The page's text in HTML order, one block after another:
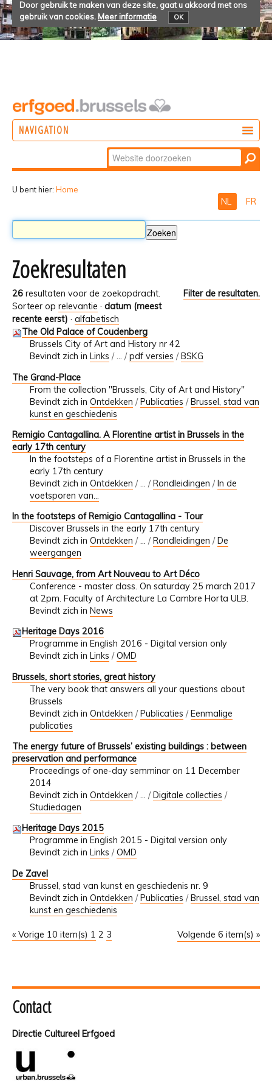
Door gebruik te maken van deze site, gaat u akkoord met ons
gebruik van cookies. Meer informatie OK
NAVIGATION
Zoek
Geavanceerd
U bent hier: Home
NL FR
Zoekresultaten
26 resultaten voor de zoekopdracht.
Filter de resultaten.
Sorteer op relevantie · datum (meest
recente eerst) · alfabetisch
The Old Palace of Coudenberg
Brussels City of Art and History nr 42
Bevindt zich in Links /… /pdf versies /BSKG
The Grand-Place
From the collection "Brussels, City of Art and History"
Bevindt zich in Ontdekken /Publicaties /Brussel, stad van
kunst en geschiedenis
Remigio Cantagallina. A Florentine artist in Brussels in the
early 17th century
In the footsteps of a Florentine artist in Brussels in the
early 17th century
Bevindt zich in Ontdekken /… /Rondleidingen /In de
voetsporen van...
In the footsteps of Remigio Cantagallina - Tour
Discover Brussels in the early 17th century
Bevindt zich in Ontdekken /… / Rondleidingen / De
weergangen
Henri Sauvage, from Art Nouveau to Art Déco
Conference - master class. On saturday 25 march 2017
at 2pm. Faculty of Architecture La Cambre Horta ULB.
Bevindt zich in News
Heritage Days 2016
Programme in English 2016 - Digital version only
Bevindt zich in Links /OMD
Brussels, short stories, great history
The very book that answers all your questions about
Brussels
Bevindt zich in Ontdekken /Publicaties /Eenmalige
publicaties
The energy future of Brussels’ existing buildings : between
preservation and performance
Proceedings of one-day semminar on 11 December
2014
Bevindt zich in Ontdekken /… /Digitale collecties /
Studiedagen
Heritage Days 2015
Programme in English 2015 - Digital version only
Bevindt zich in Links /OMD
De Zavel
Brussel, stad van kunst en geschiedenis nr. 9
Bevindt zich in Ontdekken /Publicaties /Brussel, stad van
kunst en geschiedenis
« Vorige 10 item(s) Volgende 6 item(s) »
1 2 3
Contact
Directie Cultureel Erfgoed